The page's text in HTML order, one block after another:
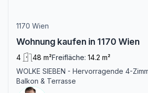
1170 Wien
Wohnung kaufen in 1170 Wien
4 48 m²Freifläche: 14.2 m²
WOLKE SIEBEN - Hervorragende 4-
Balkon & Terrasse